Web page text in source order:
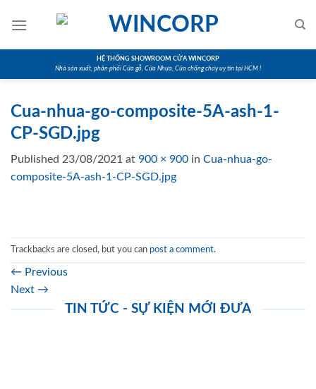
HỆ THỐNG SHOWROOM CỬA WINCORP
Nhà sản xuất, phân phối Cửa gỗ, Cửa Nhựa, Cửa chống cháy uy tín tại HCM !
Cua-nhua-go-composite-5A-ash-1-
CP-SGD.jpg
Published 23/08/2021 at 900 × 900 in Cua-nhua-go-
composite-5A-ash-1-CP-SGD.jpg
Trackbacks are closed, but you can post a comment.
← Previous
Next →
TIN TỨC - SỰ KIỆN MỚI ĐƯA